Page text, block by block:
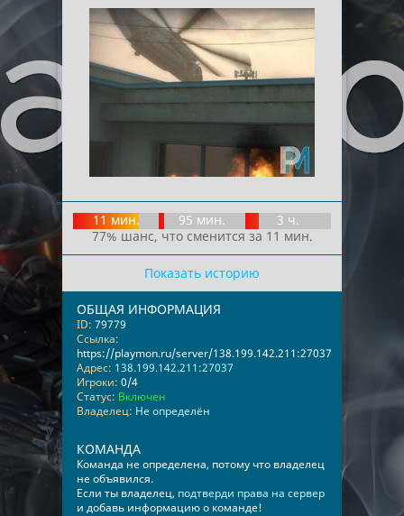
11 мин. 95 мин.
3 ч.
77% шанс, что сменится за 11 мин.
Показать историю
ОБЩАЯ ИНФОРМАЦИЯ
ID: 79779
Ссылка:
https://playmon.ru/server/138.199.142.211:27037
Адрес: 138.199.142.211:27037
Игроки: 0/4
Статус: Включен
Владелец: Не определён
КОМАНДА
Команда не определена, потому что владелец
не объявился.
Если ты владелец, подтверди права на сервер
и добавь информацию о команде!